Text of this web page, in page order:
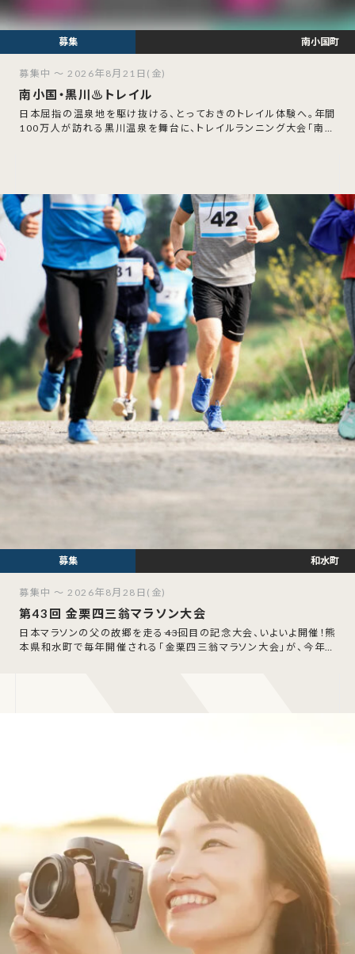
南小国・黒川♨トレイル
日本屈指の温泉地を駆け抜ける、とっておきのトレイル体験へ。年間
100万人が訪れる黒川温泉を舞台に、トレイルランニング大会「南小
南小国町
募集中 ～ 2026年8月21日(金)
第43回 金栗四三翁マラソン大会
日本マラソンの父の故郷を走る――43回目の記念大会、いよいよ開催！熊
本県和水町で毎年開催される「金栗四三翁マラソン大会」が、今年は
和水町
募集中 ～ 2026年8月28日(金)